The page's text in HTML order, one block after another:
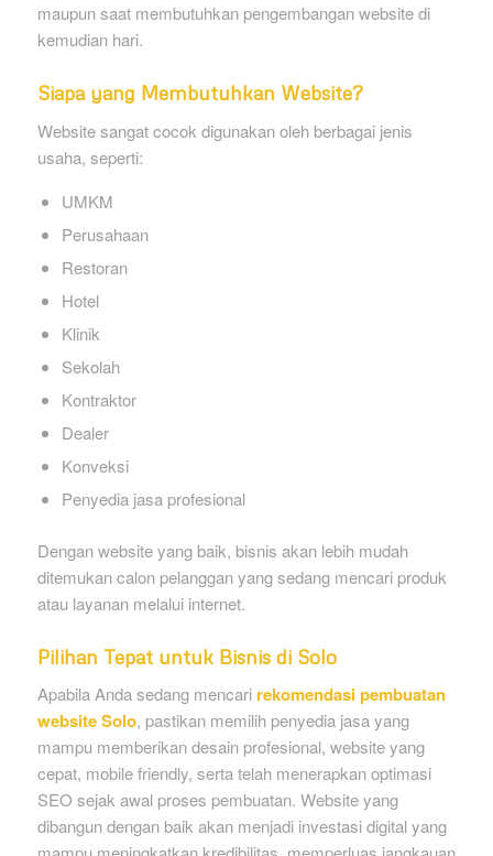
maupun saat membutuhkan pengembangan website di
kemudian hari.
Siapa yang Membutuhkan Website?
Website sangat cocok digunakan oleh berbagai jenis
usaha, seperti:
UMKM
Perusahaan
Restoran
Hotel
Klinik
Sekolah
Kontraktor
Dealer
Konveksi
Penyedia jasa profesional
Dengan website yang baik, bisnis akan lebih mudah
ditemukan calon pelanggan yang sedang mencari produk
atau layanan melalui internet.
Pilihan Tepat untuk Bisnis di Solo
Apabila Anda sedang mencari rekomendasi pembuatan
website Solo, pastikan memilih penyedia jasa yang
mampu memberikan desain profesional, website yang
cepat, mobile friendly, serta telah menerapkan optimasi
SEO sejak awal proses pembuatan. Website yang
dibangun dengan baik akan menjadi investasi digital yang